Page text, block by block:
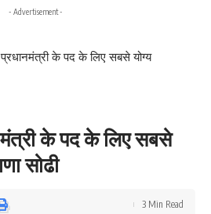
- Advertisement -
प्रधानमंत्री के पद के लिए सबसे योग्य
के पद के लिए सबसे
सोढी
3 Min Read